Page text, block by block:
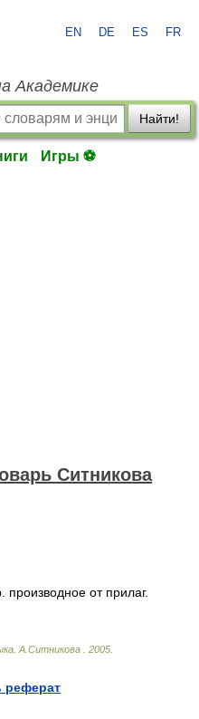
EN DE ES FR
Академике
Найти!
Игры ⚽
Ситникова
производное от прилаг.
А.Ситникова 2005
реферат